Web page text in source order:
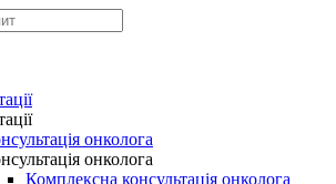
онколога
онколога
Комплексна консультація онколога